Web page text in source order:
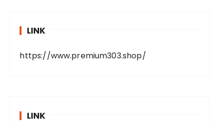
LINK
https://www.premium303.shop/
LINK